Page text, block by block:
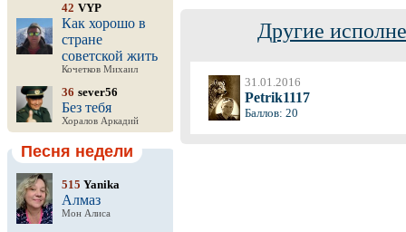
42 VYP
Как хорошо в
стране
советской жить
Кочетков Михаил
36 sever56
Без тебя
Хоралов Аркадий
Песня недели
515 Yanika
Алмаз
Мон Алиса
Другие
31.01.2016
Petrik1117
Баллов: 20